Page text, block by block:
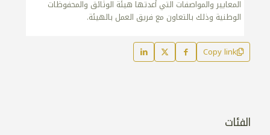
المعايير والمواصفات التي أعدتها هيئة الوثائق والمحفوظات
الوطنية وذلك بالتعاون مع فريق العمل بالهيئة.
Copy link
الفئات